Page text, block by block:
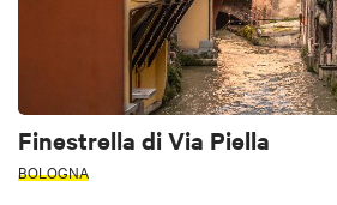
Finestrella di Via Piella
BOLOGNA